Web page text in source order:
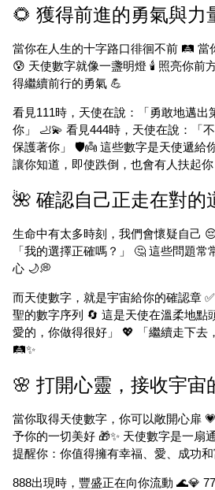
🌻 獲得前進的勇氣與力
當你在人生的十字路口徘徊不前 🛤️ 當
😰 天使數字就像一盞明燈 🕯️ 照亮你前
得繼續前行的勇氣 💪
看見111時，天使在說：「勇敢地邁出
你」 🦶💫 看見444時，天使在說：「
保護著你」 🛡️👼 這些數字是天使遞給
讓你知道，即使跌倒，也會有人扶起你
🌺 確認自己正走在對的
生命中有太多時刻，我們會懷疑自己
「我的選擇正確嗎？」 🤔 這些問題
心 🌙💭
而天使數字，就是宇宙給你的確認章
聖的數字序列 🔄 這是天使在溫柔地點
愛的，你做得很好」 💖 「繼續走下去
🛤️✨
🌸 打開心靈，接收宇宙
當你取得天使數字，你可以敞開心扉
予你的一切美好 🎁✨ 天使數字是一扇
提醒你：你值得擁有幸福、愛、成功
888出現時，豐盛正在向你流動 🌊💎